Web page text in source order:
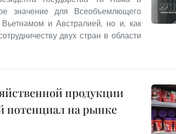
значение для Всеобъемлющего
Вьетнамом и Австралией, но и, как
двух стран в области
продукции
потенциал на рынке